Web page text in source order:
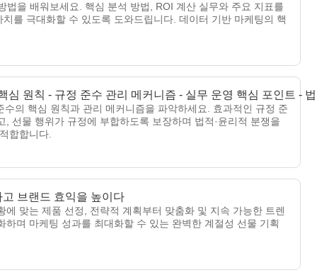
을 배워보세요. 핵심 분석 방법, ROI 계산 실무와 주요 지표를
를 극대화할 수 있도록 도와드립니다. 데이터 기반 마케팅의 핵
원칙 - 규정 준수 관리 메커니즘 - 실무 운영 핵심 포인트 -
의 핵심 원칙과 관리 메커니즘을 파악하세요. 효과적인 규정 준
선물 행위가 규정에 부합하도록 보장하며 법적·윤리적 분쟁을
합합니다.
브랜드 효익을 높이다
맞는 제품 선정, 전략적 계획부터 맞춤화 및 지속 가능한 트렌
며 마케팅 성과를 최대화할 수 있는 완벽한 계절성 선물 기획